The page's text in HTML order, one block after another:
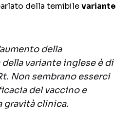
della temibilevariante
della
variante inglese è di
Non sembrano esserci
del vaccino e
gravità clinica.